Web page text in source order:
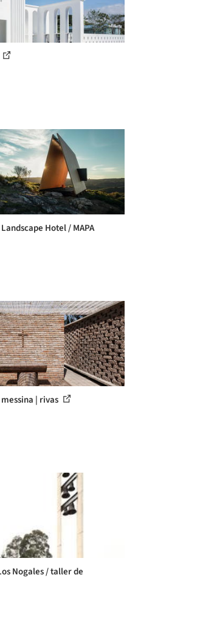
Hotel / MAPA
| rivas
Nogales / taller de